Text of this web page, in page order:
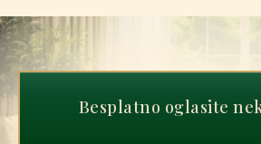
Besplatno oglasite